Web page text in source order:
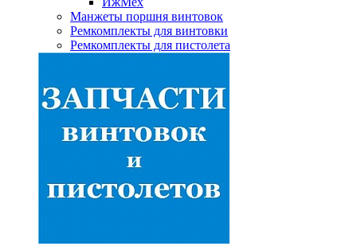
Манжеты поршня винтовок
Ремкомплекты для винтовки
Ремкомплекты для пистолета